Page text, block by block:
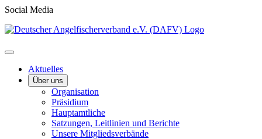
Social Media
Aktuelles
Über uns
Organisation
Präsidium
Hauptamtliche
Satzungen, Leitlinien und Berichte
Unsere Mitgliedsverbände